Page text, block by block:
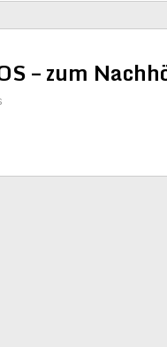
– zum